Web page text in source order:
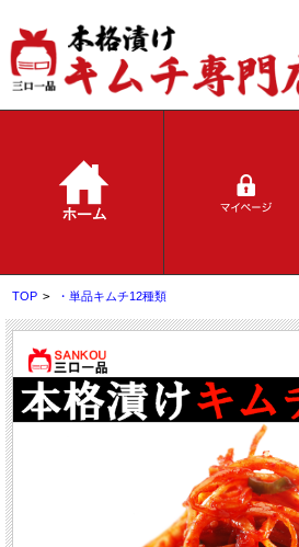
TOP > ・単品キムチ12種類